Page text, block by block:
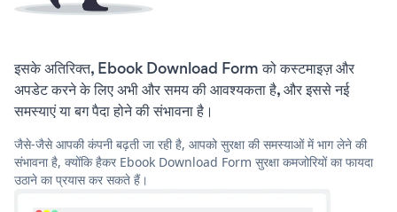
इसके अतिरिक्त, Ebook Download Form को कस्टमाइज़ और
अपडेट करने के लिए अभी और समय की आवश्यकता है, और इससे नई
समस्याएं या बग पैदा होने की संभावना है।
जैसे-जैसे आपकी कंपनी बढ़ती जा रही है, आपको सुरक्षा की समस्याओं में भाग लेने की
संभावना है, क्योंकि हैकर Ebook Download Form सुरक्षा कमजोरियों का फायदा
उठाने का प्रयास कर सकते हैं।